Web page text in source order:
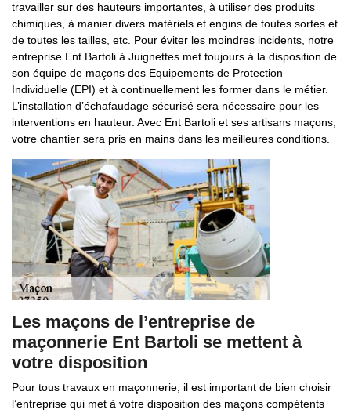
travailler sur des hauteurs importantes, à utiliser des produits
chimiques, à manier divers matériels et engins de toutes sortes et
de toutes les tailles, etc. Pour éviter les moindres incidents, notre
entreprise Ent Bartoli à Juignettes met toujours à la disposition de
son équipe de maçons des Equipements de Protection
Individuelle (EPI) et à continuellement les former dans le métier.
L’installation d’échafaudage sécurisé sera nécessaire pour les
interventions en hauteur. Avec Ent Bartoli et ses artisans maçons,
votre chantier sera pris en mains dans les meilleures conditions.
Les maçons de l’entreprise de
maçonnerie Ent Bartoli se mettent à
votre disposition
Pour tous travaux en maçonnerie, il est important de bien choisir
l’entreprise qui met à votre disposition des maçons compétents